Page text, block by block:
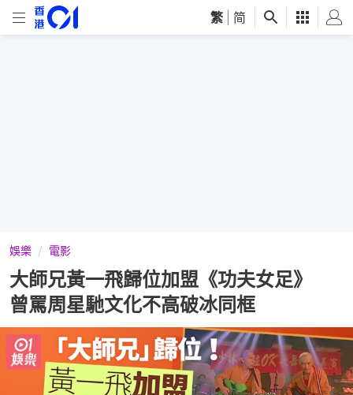
繁 简
娛樂 電影
大師兄黃一飛歸位加盟《功夫女足》
曾罵周星馳文化不高破冰同框